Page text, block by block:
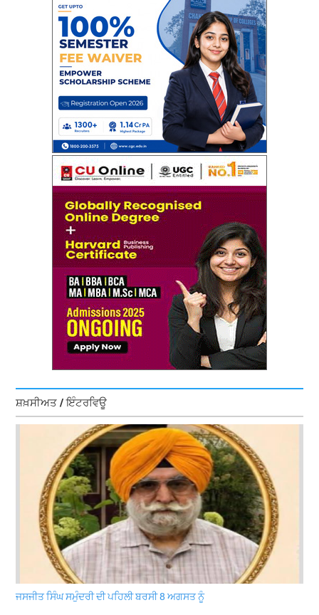
ਸ਼ਖ਼ਸੀਅਤ / ਇੰਟਰਵਿਊ
ਜਸਜੀਤ ਸਿੰਘ ਸਮੁੰਦਰੀ ਦੀ ਪਹਿਲੀ ਬਰਸੀ 8 ਅਗਸਤ ਨੂੰ